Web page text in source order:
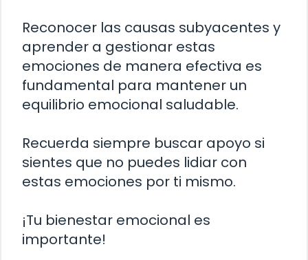
Reconocer las causas subyacentes y
aprender a gestionar estas
emociones de manera efectiva es
fundamental para mantener un
equilibrio emocional saludable.
Recuerda siempre buscar apoyo si
sientes que no puedes lidiar con
estas emociones por ti mismo.
¡Tu bienestar emocional es
importante!